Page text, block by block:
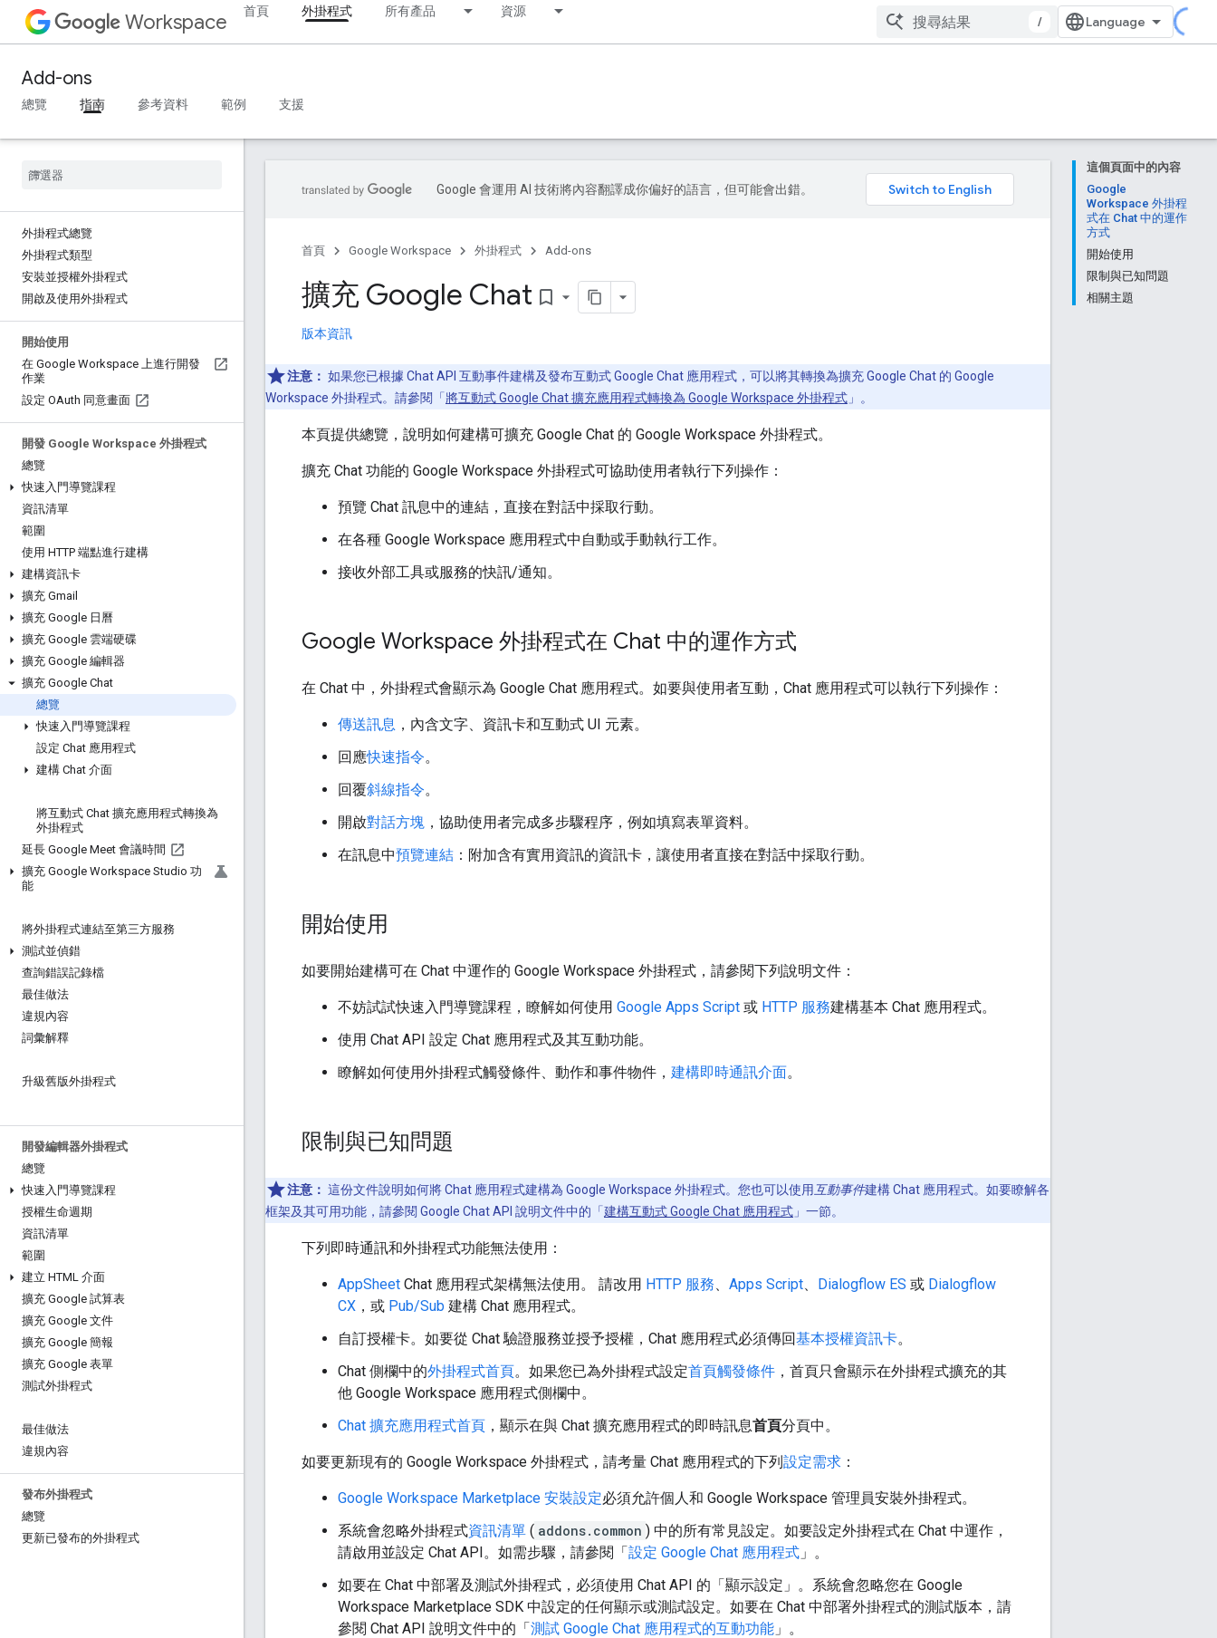
Workspace 首頁 外掛程式 所有產品 資源
/
Add-ons
總覽 指南 參考資料 範例 支援
外掛程式總覽
外掛程式類型
安裝並授權外掛程式
開啟及使用外掛程式
開始使用
在 Google Workspace 上進行開發
作業
設定 OAuth 同意畫面
開發 Google Workspace 外掛程式
總覽
快速入門導覽課程
資訊清單
範圍
使用 HTTP 端點進行建構
建構資訊卡
擴充 Gmail
擴充 Google 日曆
擴充 Google 雲端硬碟
擴充 Google 編輯器
擴充 Google Chat
總覽
快速入門導覽課程
設定 Chat 應用程式
建構 Chat 介面
將互動式 Chat 擴充應用程式轉換為
外掛程式
延長 Google Meet 會議時間
擴充 Google Workspace Studio 功
能
將外掛程式連結至第三方服務
測試並偵錯
查詢錯誤記錄檔
最佳做法
違規內容
詞彙解釋
升級舊版外掛程式
開發編輯器外掛程式
總覽
快速入門導覽課程
授權生命週期
資訊清單
範圍
建立 HTML 介面
擴充 Google 試算表
擴充 Google 文件
擴充 Google 簡報
擴充 Google 表單
測試外掛程式
最佳做法
違規內容
發布外掛程式
總覽
更新已發布的外掛程式
這個頁面中的內容
Google
Workspace 外掛程
式在 Chat 中的運作
方式
開始使用
限制與已知問題
相關主題
Google 會運用 AI 技術將內容翻譯成你偏好的語言，但可能會出錯。
首頁 Google Workspace 外掛程式 Add-ons
擴充 Google Chat bookmark_border
版本資訊
注意： 如果您已根據 Chat API 互動事件建構及發布互動式 Google Chat 應用程式，可以將其轉換為擴充 Google Chat 的 Google
Workspace 外掛程式。請參閱「 將互動式 Google Chat 擴充應用程式轉換為 Google Workspace 外掛程式 」。
本頁提供總覽，說明如何建構可擴充 Google Chat 的 Google Workspace 外掛程式。
擴充 Chat 功能的 Google Workspace 外掛程式可協助使用者執行下列操作：
預覽 Chat 訊息中的連結，直接在對話中採取行動。
在各種 Google Workspace 應用程式中自動或手動執行工作。
接收外部工具或服務的快訊/通知。
Google Workspace 外掛程式在 Chat 中的運作方式
在 Chat 中，外掛程式會顯示為 Google Chat 應用程式。如要與使用者互動，Chat 應用程式可以執行下列操作：
傳送訊息 ，內含文字、資訊卡和互動式 UI 元素。
回應快速指令。
回覆斜線指令。
開啟對話方塊 ，協助使用者完成多步驟程序，例如填寫表單資料。
在訊息中預覽連結 ：附加含有實用資訊的資訊卡，讓使用者直接在對話中採取行動。
開始使用
如要開始建構可在 Chat 中運作的 Google Workspace 外掛程式，請參閱下列說明文件：
不妨試試快速入門導覽課程，瞭解如何使用 Google Apps Script 或 HTTP 服務建構基本 Chat 應用程式。
使用 Chat API 設定 Chat 應用程式及其互動功能。
瞭解如何使用外掛程式觸發條件、動作和事件物件， 建構即時通訊介面。
限制與已知問題
注意： 這份文件說明如何將 Chat 應用程式建構為 Google Workspace 外掛程式。您也可以使用 互動事件建構 Chat 應用程式。如要瞭解各
框架及其可用功能，請參閱 Google Chat API 說明文件中的「 建構互動式 Google Chat 應用程式 」一節。
下列即時通訊和外掛程式功能無法使用：
AppSheet Chat 應用程式架構無法使用。 請改用 HTTP 服務、 Apps Script、 Dialogflow ES 或 Dialogflow
CX ，或 Pub/Sub 建構 Chat 應用程式。
自訂授權卡。如要從 Chat 驗證服務並授予授權，Chat 應用程式必須傳回基本授權資訊卡。
Chat 側欄中的外掛程式首頁。如果您已為外掛程式設定首頁觸發條件 ，首頁只會顯示在外掛程式擴充的其
他 Google Workspace 應用程式側欄中。
Chat 擴充應用程式首頁 ，顯示在與 Chat 擴充應用程式的即時訊息首頁分頁中。
如要更新現有的 Google Workspace 外掛程式，請考量 Chat 應用程式的下列設定需求 ：
Google Workspace Marketplace 安裝設定必須允許個人和 Google Workspace 管理員安裝外掛程式。
系統會忽略外掛程式資訊清單 ( addons.common ) 中的所有常見設定。如要設定外掛程式在 Chat 中運作，
請啟用並設定 Chat API。如需步驟，請參閱「設定 Google Chat 應用程式 」。
如要在 Chat 中部署及測試外掛程式，必須使用 Chat API 的「顯示設定」 。系統會忽略您在 Google
Workspace Marketplace SDK 中設定的任何顯示或測試設定。如要在 Chat 中部署外掛程式的測試版本，請
參閱 Chat API 說明文件中的「測試 Google Chat 應用程式的互動功能 」。